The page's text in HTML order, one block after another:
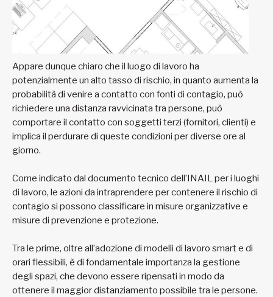
Appare dunque chiaro che il luogo di lavoro ha
potenzialmente un alto tasso di rischio, in quanto aumenta la
probabilità di venire a contatto con fonti di contagio, può
richiedere una distanza ravvicinata tra persone, può
comportare il contatto con soggetti terzi (fornitori, clienti) e
implica il perdurare di queste condizioni per diverse ore al
giorno.
Come indicato dal documento tecnico dell’INAIL per i luoghi
di lavoro, le azioni da intraprendere per contenere il rischio di
contagio si possono classificare in misure organizzative e
misure di prevenzione e protezione.
Tra le prime, oltre all’adozione di modelli di lavoro smart e di
orari flessibili, è di fondamentale importanza la gestione
degli spazi, che devono essere ripensati in modo da
ottenere il maggior distanziamento possibile tra le persone.